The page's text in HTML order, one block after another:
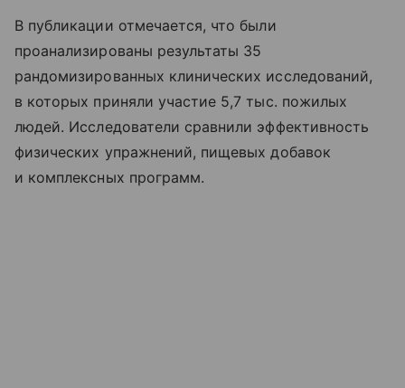
В публикации отмечается, что были
проанализированы результаты 35
рандомизированных клинических исследований,
в которых приняли участие 5,7 тыс. пожилых
людей. Исследователи сравнили эффективность
физических упражнений, пищевых добавок
и комплексных программ.